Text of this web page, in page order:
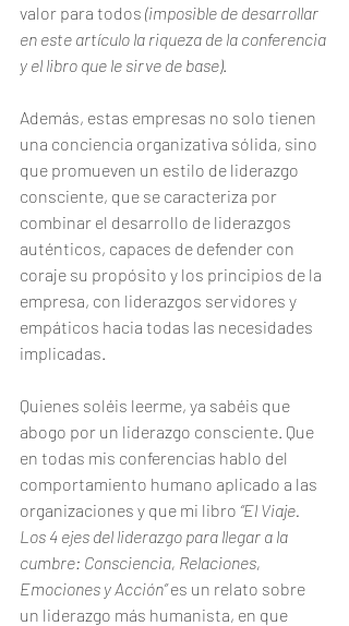
valor para todos (imposible de desarrollar
en este artículo la riqueza de la conferencia
y el libro que le sirve de base).
Además, estas empresas no solo tienen
una conciencia organizativa sólida, sino
que promueven un estilo de liderazgo
consciente, que se caracteriza por
combinar el desarrollo de liderazgos
auténticos, capaces de defender con
coraje su propósito y los principios de la
empresa, con liderazgos servidores y
empáticos hacia todas las necesidades
implicadas.
Quienes soléis leerme, ya sabéis que
abogo por un liderazgo consciente. Que
en todas mis conferencias hablo del
comportamiento humano aplicado a las
organizaciones y que mi libro “El Viaje.
Los 4 ejes del liderazgo para llegar a la
cumbre: Consciencia, Relaciones,
Emociones y Acción” es un relato sobre
un liderazgo más humanista, en que